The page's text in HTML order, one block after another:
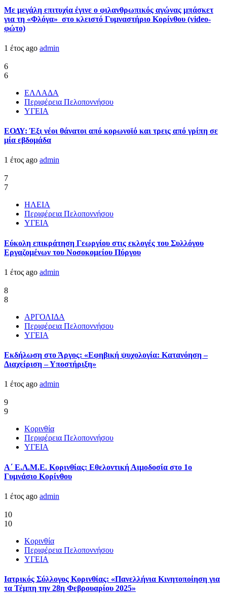
Με μεγάλη επιτυχία έγινε ο φιλανθρωπικός αγώνας μπάσκετ
για τη «Φλόγα» στο κλειστό Γυμναστήριο Κορίνθου (video-
φώτο)
1 έτος ago admin
6
6
ΕΛΛΑΔΑ
Περιφέρεια Πελοποννήσου
ΥΓΕΙΑ
ΕΟΔΥ: Έξι νέοι θάνατοι από κορωνοϊό και τρεις από γρίπη σε
μία εβδομάδα
1 έτος ago admin
7
7
ΗΛΕΙΑ
Περιφέρεια Πελοποννήσου
ΥΓΕΙΑ
Εύκολη επικράτηση Γεωργίου στις εκλογές του Συλλόγου
Εργαζομένων του Νοσοκομείου Πύργου
1 έτος ago admin
8
8
ΑΡΓΟΛΙΔΑ
Περιφέρεια Πελοποννήσου
ΥΓΕΙΑ
Εκδήλωση στο Άργος: «Εφηβική ψυχολογία: Κατανόηση –
Διαχείριση – Υποστήριξη»
1 έτος ago admin
9
9
Κορινθία
Περιφέρεια Πελοποννήσου
ΥΓΕΙΑ
Α΄ Ε.Λ.Μ.Ε. Κορινθίας: Εθελοντική Αιμοδοσία στο 1ο
Γυμνάσιο Κορίνθου
1 έτος ago admin
10
10
Κορινθία
Περιφέρεια Πελοποννήσου
ΥΓΕΙΑ
Ιατρικός Σύλλογος Κορινθίας: «Πανελλήνια Κινητοποίηση για
τα Τέμπη την 28η Φεβρουαρίου 2025»